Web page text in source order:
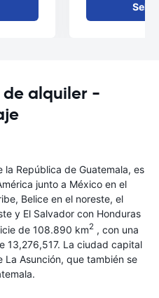
alquiler -
República de Guatemala, es
junto a México en el
Belice en el noreste, el
y El Salvador con Honduras
de 108.890 km2 , con una
13,276,517. La ciudad capital
La Asunción, que también se